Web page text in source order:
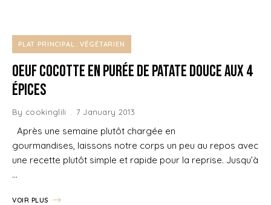
PLAT PRINCIPAL VÉGÉTARIEN
Oeuf cocotte en purée de Patate douce aux 4
épices
By cookinglili 7 January 2013
Après une semaine plutôt chargée en
gourmandises, laissons notre corps un peu au repos avec
une recette plutôt simple et rapide pour la reprise. Jusqu’à
…
VOIR PLUS